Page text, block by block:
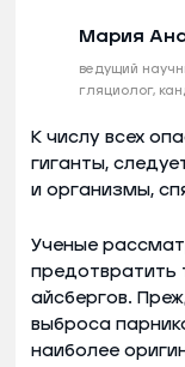
Мария
ведущий
гляциолог,
К числу всех
гиганты,
и организмы,
Ученые
предотвратить
айсбергов.
выброса
наиболее